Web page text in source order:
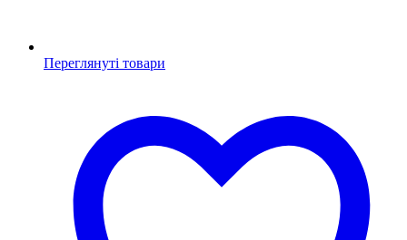
Переглянуті товари